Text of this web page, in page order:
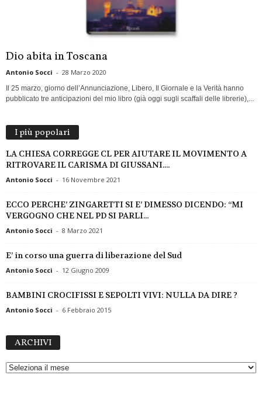
Dio abita in Toscana
Antonio Socci - 28 Marzo 2020
Il 25 marzo, giorno dell’Annunciazione, Libero, Il Giornale e la Verità hanno
pubblicato tre anticipazioni del mio libro (già oggi sugli scaffali delle librerie),...
I più popolari
LA CHIESA CORREGGE CL PER AIUTARE IL MOVIMENTO A
RITROVARE IL CARISMA DI GIUSSANI....
Antonio Socci - 16 Novembre 2021
ECCO PERCHE’ ZINGARETTI SI E’ DIMESSO DICENDO: “MI
VERGOGNO CHE NEL PD SI PARLI...
Antonio Socci - 8 Marzo 2021
E’ in corso una guerra di liberazione del Sud
Antonio Socci - 12 Giugno 2009
BAMBINI CROCIFISSI E SEPOLTI VIVI: NULLA DA DIRE ?
Antonio Socci - 6 Febbraio 2015
ARCHIVI
H